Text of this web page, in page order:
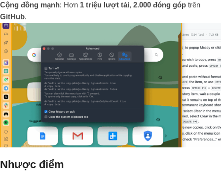
Cộng đồng mạnh: Hơn 1 triệu lượt tải, 2.000 đóng góp trên
GitHub.
Nhược điểm